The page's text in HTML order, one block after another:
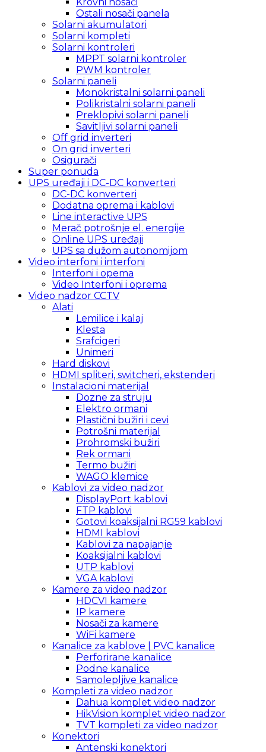
Ostali nosači panela
Solarni akumulatori
Solarni kompleti
Solarni kontroleri
MPPT solarni kontroler
PWM kontroler
Solarni paneli
Monokristalni solarni paneli
Polikristalni solarni paneli
Preklopivi solarni paneli
Savitljivi solarni paneli
Off grid inverteri
On grid inverteri
Osigurači
Super ponuda
UPS uređaji i DC-DC konverteri
DC-DC konverteri
Dodatna oprema i kablovi
Line interactive UPS
Merač potrošnje el. energije
Online UPS uređaji
UPS sa dužom autonomijom
Video interfoni i interfoni
Interfoni i opema
Video Interfoni i oprema
Video nadzor CCTV
Alati
Lemilice i kalaj
Klesta
Srafcigeri
Unimeri
Hard diskovi
HDMI spliteri, switcheri, ekstenderi
Instalacioni materijal
Dozne za struju
Elektro ormani
Plastični bužiri i cevi
Potrošni materijal
Prohromski bužiri
Rek ormani
Termo bužiri
WAGO klemice
Kablovi za video nadzor
DisplayPort kablovi
FTP kablovi
Gotovi koaksijalni RG59 kablovi
HDMI kablovi
Kablovi za napajanje
Koaksijalni kablovi
UTP kablovi
VGA kablovi
Kamere za video nadzor
HDCVI kamere
IP kamere
Nosači za kamere
WiFi kamere
Kanalice za kablove | PVC kanalice
Perforirane kanalice
Podne kanalice
Samolepljive kanalice
Kompleti za video nadzor
Dahua komplet video nadzor
HikVision komplet video nadzor
TVT kompleti za video nadzor
Konektori
Antenski konektori